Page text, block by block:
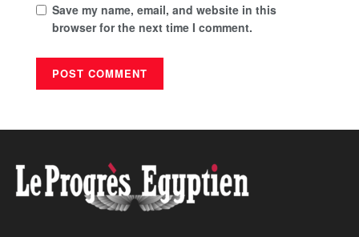
Save my name, email, and website in this
browser for the next time I comment.